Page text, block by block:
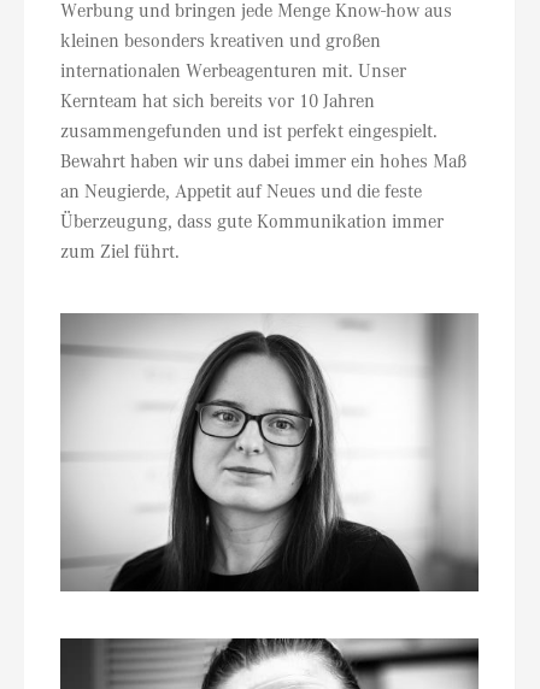
Werbung und bringen jede Menge Know-how aus
kleinen besonders kreativen und großen
internationalen Werbeagenturen mit. Unser
Kernteam hat sich bereits vor 10 Jahren
zusammengefunden und ist perfekt eingespielt.
Bewahrt haben wir uns dabei immer ein hohes Maß
an Neugierde, Appetit auf Neues und die feste
Überzeugung, dass gute Kommunikation immer
zum Ziel führt.